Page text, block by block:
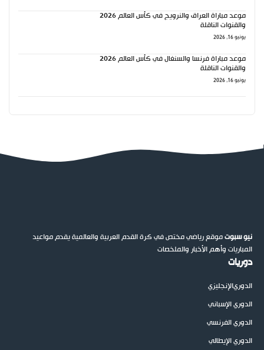
موعد مباراة العراق والنرويج في كأس العالم 2026
والقنوات الناقلة
يونيو 16, 2026
موعد مباراة فرنسا والسنغال في كأس العالم 2026
والقنوات الناقلة
يونيو 16, 2026
نيو سبوتموقع رياضي مختص في كرة القدم العربية والعالمية يقدم مواعيد
المباريات وأهم الأخبار والملخصات
دوريات
الدوريالإنجليزي
الدوري الإسباني
الدوري الفرنسي
الدوري الإيطالي